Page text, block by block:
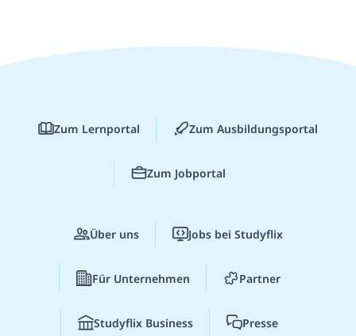
Zum Lernportal Zum Ausbildungsportal
Zum Jobportal
Über uns Jobs bei Studyflix
Für Unternehmen Partner
Studyflix Business Presse